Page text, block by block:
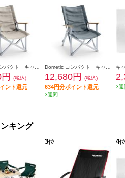
(税込)
ント還元
12,680円 (税込)
634円分ポイント還元
3週間
3週
キング
3位 4